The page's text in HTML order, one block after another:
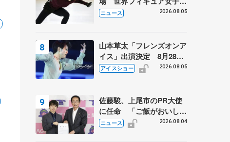
位
ニュース 2026.08.05
山本草太「フレンズオンア
イス」出演決定 8月28日
（金）2公演のみ 荒川静
アイスショー 2026.08.05
佐藤駿、上尾市のPR大使
に任命 「ご飯がおいし
く、住みやすいのが魅力」
ニュース 2026.08.04